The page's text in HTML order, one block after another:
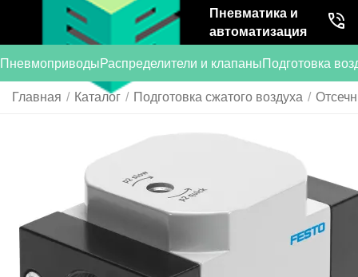
Пневматика и
автоматизация
ПневмоприводыРаспределители и клапаныПодготовка
Главная / Каталог / Подготовка сжатого воздуха /